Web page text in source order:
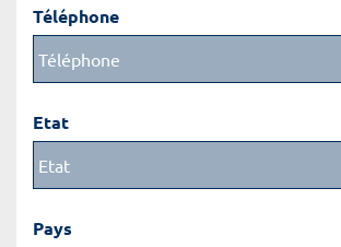
Téléphone
Etat
Pays